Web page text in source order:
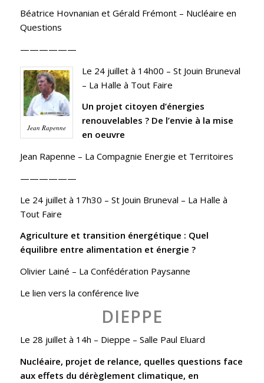
Béatrice Hovnanian et Gérald Frémont – Nucléaire en
Questions
——————
Jean Rapenne
Le 24 juillet à 14h00 – St Jouin Bruneval
– La Halle à Tout Faire
Un projet citoyen d’énergies
renouvelables ? De l’envie à la mise
en oeuvre
Jean Rapenne – La Compagnie Energie et Territoires
——————
Le 24 juillet à 17h30 – St Jouin Bruneval – La Halle à
Tout Faire
Agriculture et transition énergétique : Quel
équilibre entre alimentation et énergie ?
Olivier Lainé – La Confédération Paysanne
Le lien vers la conférence live
DIEPPE
Le 28 juillet à 14h – Dieppe – Salle Paul Eluard
Nucléaire, projet de relance, quelles questions face
aux effets du dérèglement climatique, en